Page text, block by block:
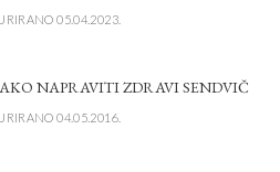
05.04.2023.
NAPRAVITI ZDRAVI SENDVIČ
04.05.2016.